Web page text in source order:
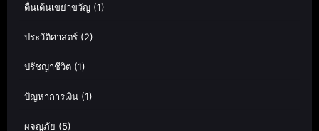
ตื่นเต้นเขย่าขวัญ (1)
ประวัติศาสตร์ (2)
ปรัชญาชีวิต (1)
ปัญหาการเงิน (1)
ผจญภัย (5)